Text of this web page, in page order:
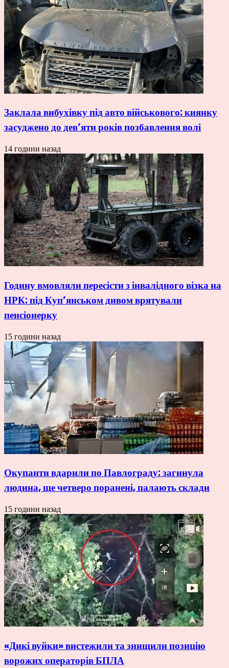
Заклала вибухівку під авто військового: киянку
засуджено до дев’яти років позбавлення волі
14 години назад
Годину вмовляли пересісти з інвалідного візка на
НРК: під Куп’янськом дивом врятували
пенсіонерку
15 години назад
Окупанти вдарили по Павлограду: загинула
людина, ще четверо поранені, палають склади
15 години назад
«Дикі вуйки» вистежили та знищили позицію
ворожих операторів БПЛА